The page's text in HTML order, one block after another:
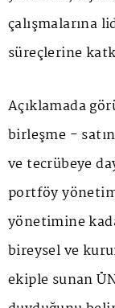
çalışmalarına
süreçlerine
Açıklamada
birleşme -
ve tecrübeye
portföy
yönetimine
bireysel ve
ekiple sunan